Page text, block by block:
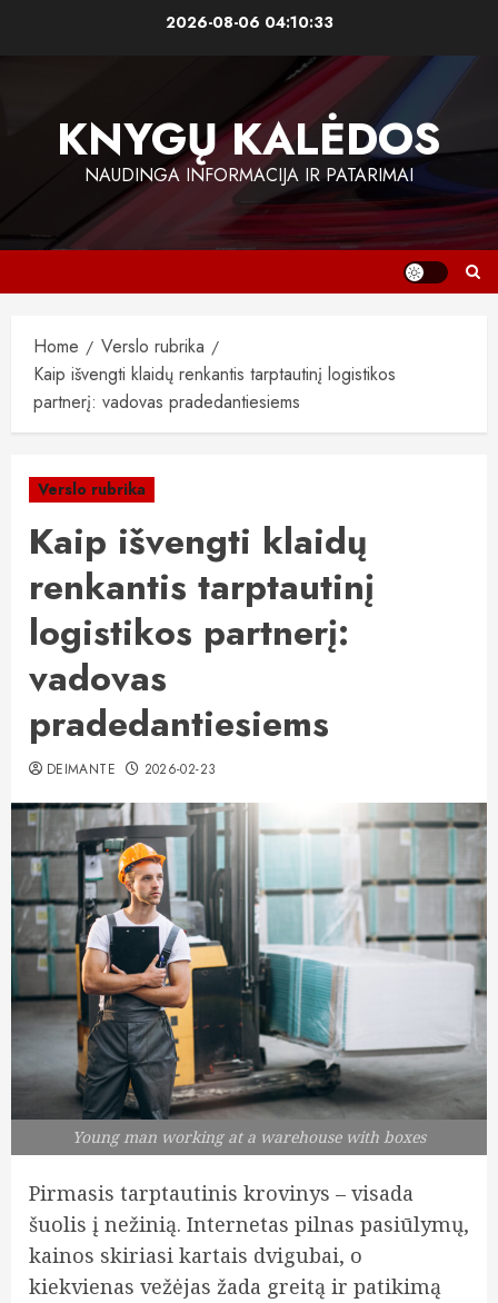
2026-08-06 04:10:34
KNYGŲ KALĖDOS
NAUDINGA INFORMACIJA IR PATARIMAI
Home
Verslo rubrika
Kaip išvengti klaidų renkantis tarptautinį logistikos
partnerį: vadovas pradedantiesiems
Verslo rubrika
Kaip išvengti klaidų
renkantis tarptautinį
logistikos partnerį:
vadovas
pradedantiesiems
DEIMANTE 2026-02-23
Young man working at a warehouse with boxes
Pirmasis tarptautinis krovinys – visada
šuolis į nežinią. Internetas pilnas pasiūlymų,
kainos skiriasi kartais dvigubai, o
kiekvienas vežėjas žada greitą ir patikimą